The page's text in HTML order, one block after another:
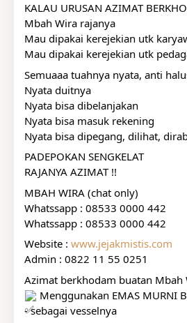
KALAU URUSAN AZIMAT
Mbah Wira rajanya
Mau dipakai kerejekian utk
Mau dipakai kerejekian utk
Semuaaa tuahnya nyata, anti
Nyata duitnya
Nyata bisa dibelanjakan
Nyata bisa masuk rekening
Nyata bisa dipegang, dilihat,
PADEPOKAN SENGKELAT
RAJANYA AZIMAT !!
MBAH WIRA (chat only)
Whatssapp : 08533 0000 442
Whatssapp : 08533 0000 442
Website : www.jejakmistis.com
Admin : 0822 11 55 0251
Azimat berkhodam buatan Mbah
Menggunakan EMAS MURNI
- sebagai vesselnya